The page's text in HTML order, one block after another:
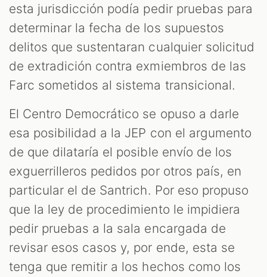
esta jurisdicción podía pedir pruebas para
determinar la fecha de los supuestos
delitos que sustentaran cualquier solicitud
de extradición contra exmiembros de las
Farc sometidos al sistema transicional.
El Centro Democrático se opuso a darle
esa posibilidad a la JEP con el argumento
de que dilataría el posible envío de los
exguerrilleros pedidos por otros país, en
particular el de Santrich. Por eso propuso
que la ley de procedimiento le impidiera
pedir pruebas a la sala encargada de
revisar esos casos y, por ende, esta se
tenga que remitir a los hechos como los